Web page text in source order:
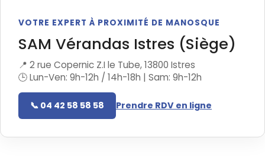
VOTRE EXPERT À PROXIMITÉ DE MANOSQUE
SAM Vérandas Istres (Siège)
📍 2 rue Copernic Z.I le Tube, 13800 Istres
🕒 Lun-Ven: 9h-12h / 14h-18h | Sam: 9h-12h
📞 04 42 58 58 58 Prendre RDV en ligne